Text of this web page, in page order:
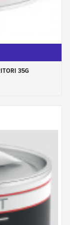
aplicată pe
la sfarsitul
umplutura auto
Doar un grund
pentru a
pentru a primi
sunt șlefuite.
direct cu
materialele de
fără un grund
feroase și,
acestea, este
tabla și să
materialul de
35G